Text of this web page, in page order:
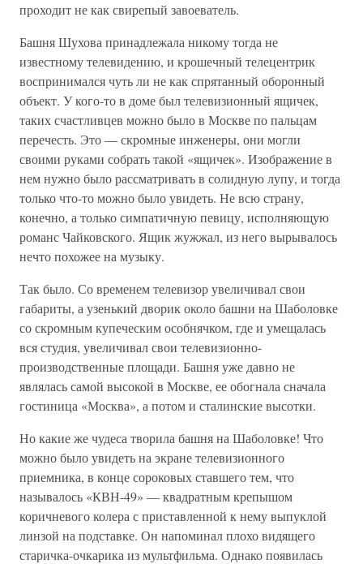
проходит не как свирепый завоеватель.
Башня Шухова принадлежала никому тогда не
известному телевидению, и крошечный телецентрик
воспринимался чуть ли не как спрятанный оборонный
объект. У кого-то в доме был телевизионный ящичек,
таких счастливцев можно было в Москве по пальцам
перечесть. Это — скромные инженеры, они могли
своими руками собрать такой «ящичек». Изображение в
нем нужно было рассматривать в солидную лупу, и тогда
только что-то можно было увидеть. Не всю страну,
конечно, а только симпатичную певицу, исполняющую
романс Чайковского. Ящик жужжал, из него вырывалось
нечто похожее на музыку.
Так было. Со временем телевизор увеличивал свои
габариты, а узенький дворик около башни на Шаболовке
со скромным купеческим особнячком, где и умещалась
вся студия, увеличивал свои телевизионно-
производственные площади. Башня уже давно не
являлась самой высокой в Москве, ее обогнала сначала
гостиница «Москва», а потом и сталинские высотки.
Но какие же чудеса творила башня на Шаболовке! Что
можно было увидеть на экране телевизионного
приемника, в конце сороковых ставшего тем, что
называлось «КВН-49» — квадратным крепышом
коричневого колера с приставленной к нему выпуклой
линзой на подставке. Он напоминал плохо видящего
старичка-очкарика из мультфильма. Однако появилась